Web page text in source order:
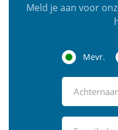
Meld je aan voor
Mevr.